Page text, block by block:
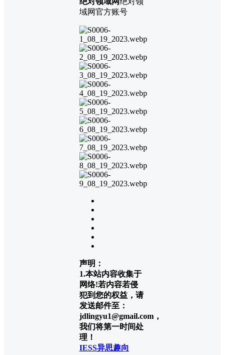
域网官方账号
声明：
1.本站内容收集于
网络!若内容若侵
犯到您的权益，请
发送邮件至：
jdlingyu1@gmail.com，
我们将第一时间处
理！
IESS异思趣向